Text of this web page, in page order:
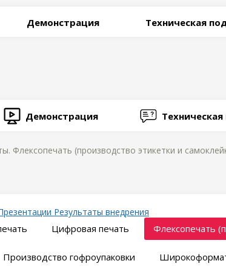
Демонстрация Техническая
Демонстрация
Флексопечать (производство этикетки и
Результаты внедрения
Цифровая печать Флексопечать
Производство гофроупаковки